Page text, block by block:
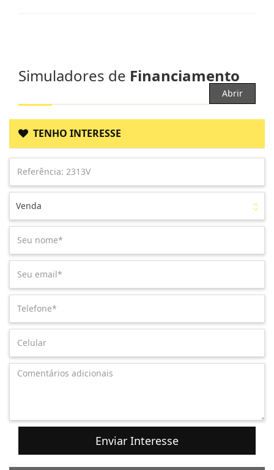
Simuladores de Financiamento
Abrir
TENHO INTERESSE
Venda
Enviar Interesse